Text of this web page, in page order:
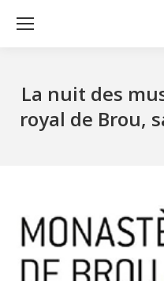
La nuit des
royal de Brou,